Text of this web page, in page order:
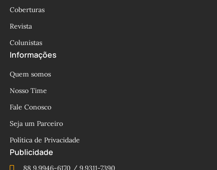
Coberturas
Revista
Colunistas
Informações
Quem somos
Nosso Time
Fale Conosco
Seja um Parceiro
Política de Privacidade
Publicidade
88 9.9946-6170 / 9.9311-7390